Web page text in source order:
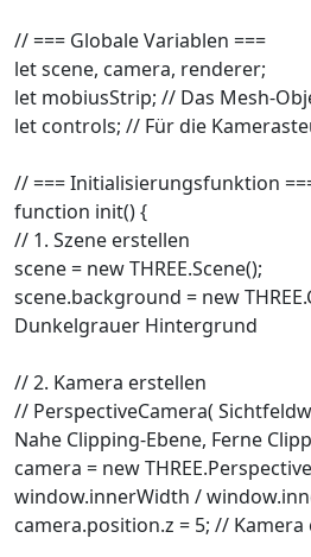
// === Globale Variablen ===
let scene, camera, renderer;
let mobiusStrip; // Das Mesh-
let controls; // Für die
// === Initialisierungsfunktion
function init() {
// 1. Szene erstellen
scene = new THREE.Scene();
scene.background = new
Dunkelgrauer Hintergrund
// 2. Kamera erstellen
// PerspectiveCamera(
Nahe Clipping-Ebene, Ferne
camera = new
window.innerWidth /
camera.position.z = 5; //